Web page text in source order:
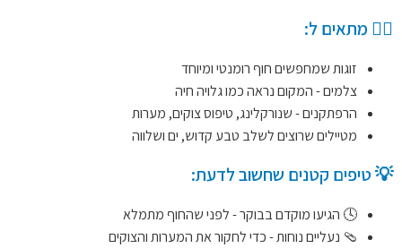
🧘‍♀️ מתאים ל:
זוגות שמחפשים חוף רומנטי ומיוחד
צלמים - המקום נראה כמו גלויה חיה
הרפתקנים - שנורקלינג, טיפוס צוקים, מערות
מטיילים שרוצים לשלב טבע קדוש, ים ושלווה
💡 טיפים קטנים שחשוב לדעת:
🕓 הגיעו מוקדם בבוקר - לפני שהחוף מתמלא
🩴 נעליים נוחות - כדי לחקור את המערות והצוקים